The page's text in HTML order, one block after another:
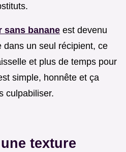
sans banane est devenu
dans un seul récipient, ce
et plus de temps pour
simple, honnête et ça
culpabiliser.
texture